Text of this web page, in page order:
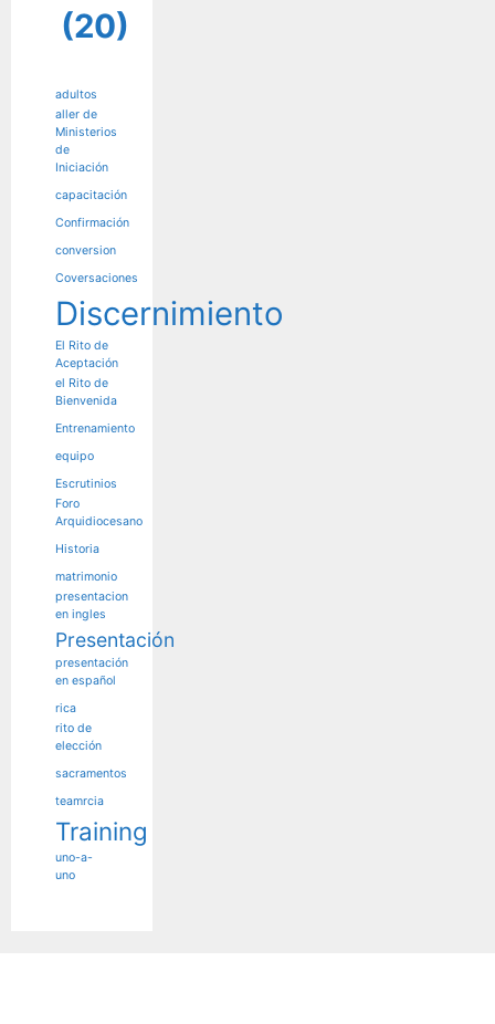
(20)
adultos
aller de
Ministerios
de
Iniciación
capacitación
Confirmación
conversion
Coversaciones
Discernimiento
El Rito de
Aceptación
el Rito de
Bienvenida
Entrenamiento
equipo
Escrutinios
Foro
Arquidiocesano
Historia
matrimonio
presentacion
en ingles
Presentación
presentación
en español
rica
rito de
elección
sacramentos
teamrcia
Training
uno-a-
uno